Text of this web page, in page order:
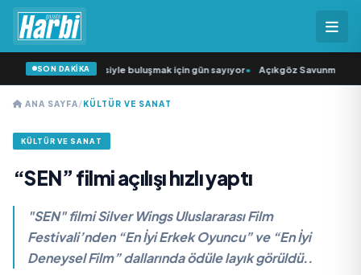
SON DAKİKA
Şarkıcısı” seyircisiyle buluşmak için gün sayıyor• Açıkgöz Savunma
ANA SAYFA/KÜLTÜR VE SANAT
KÜLTÜR VE SANAT
“SEN” filmi açılışı hızlı yaptı
"SEN" filmi Silver Wings Uluslararası Film
Festivali’nden “En İyi Erkek Oyuncu” ve “En İyi
Deneysel Film” dallarında ödüle layık görüldü..